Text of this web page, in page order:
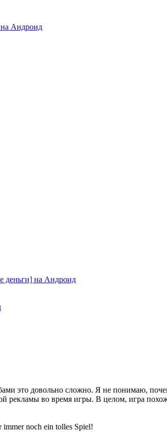
это довольно сложно. Я не понимаю,
рекламы во время игры. В целом, игра
noch ein tolles Spiel!